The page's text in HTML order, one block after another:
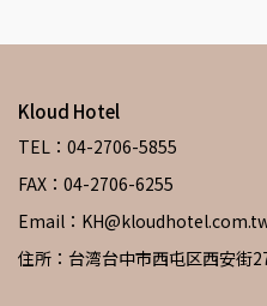
Kloud Hotel
TEL：04-2706-5855
FAX：04-2706-6255
Email：
住所：台湾台中市西屯区西安街